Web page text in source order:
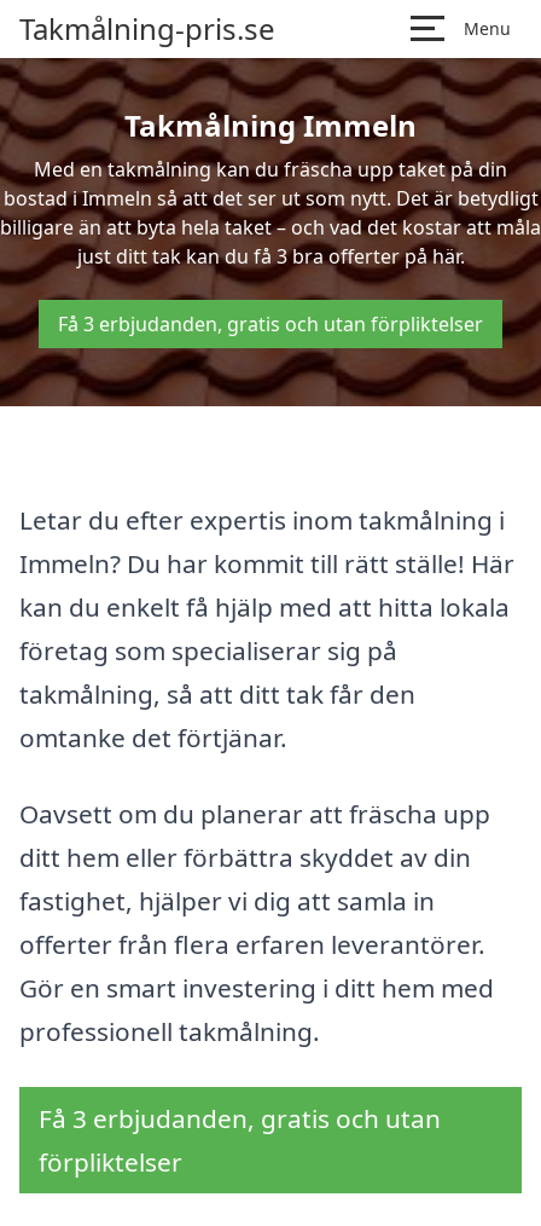
Takmålning-pris.se Menu
Takmålning Immeln
Med en takmålning kan du fräscha upp taket på din
bostad i Immeln så att det ser ut som nytt. Det är betydligt
billigare än att byta hela taket – och vad det kostar att måla
just ditt tak kan du få 3 bra offerter på här.
Få 3 erbjudanden, gratis och utan förpliktelser
Letar du efter expertis inom takmålning i
Immeln? Du har kommit till rätt ställe! Här
kan du enkelt få hjälp med att hitta lokala
företag som specialiserar sig på
takmålning, så att ditt tak får den
omtanke det förtjänar.
Oavsett om du planerar att fräscha upp
ditt hem eller förbättra skyddet av din
fastighet, hjälper vi dig att samla in
offerter från flera erfaren leverantörer.
Gör en smart investering i ditt hem med
professionell takmålning.
Få 3 erbjudanden, gratis och utan
förpliktelser